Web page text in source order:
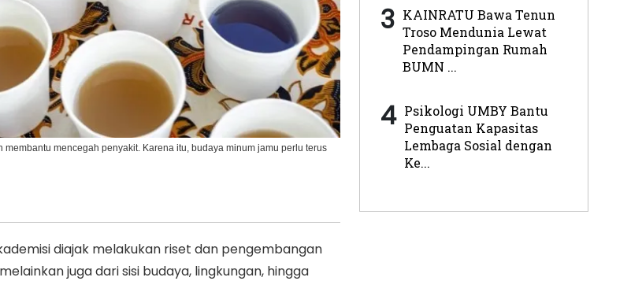
mencegah penyakit. Karena itu, budaya minum jamu perlu terus
diajak melakukan riset dan pengembangan
juga dari sisi budaya, lingkungan, hingga
3 KAINRATU Bawa Tenun
Troso Mendunia Lewat
Pendampingan Rumah
BUMN ...
4 Psikologi UMBY Bantu
Penguatan Kapasitas
Lembaga Sosial dengan
Ke...